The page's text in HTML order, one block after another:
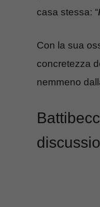
casa stessa: “
Con la sua
concretezza
nemmeno